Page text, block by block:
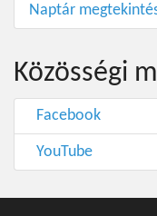
Naptár
Közösségi
Facebook
YouTube